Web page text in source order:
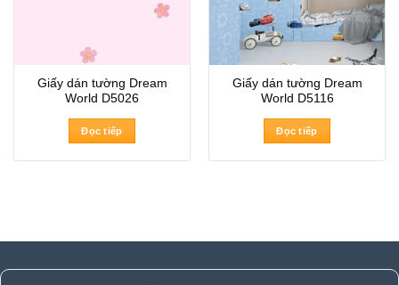
Giấy dán tường Dream
World D5026
Đọc tiếp
Giấy dán tường Dream
World D5116
Đọc tiếp